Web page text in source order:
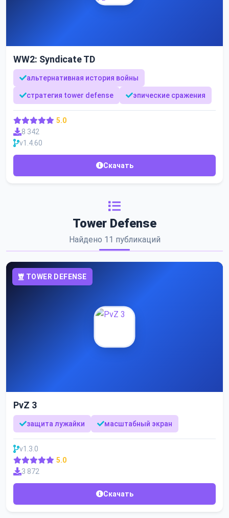
WW2: Syndicate TD
альтернативная история войны
стратегия tower defense эпические сражения
5.0
8 342
v1.4.60
Скачать
Tower Defense
Найдено 11 публикаций
TOWER DEFENSE
PvZ 3
защита лужайки масштабный экран
v1.3.0
5.0
3 872
Скачать